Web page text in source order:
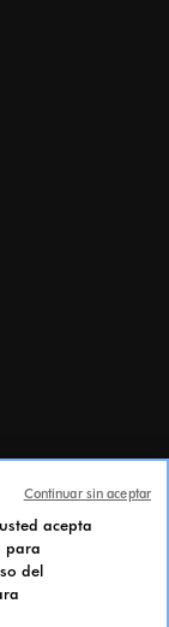
acepta
para
del
Continuar sin aceptar